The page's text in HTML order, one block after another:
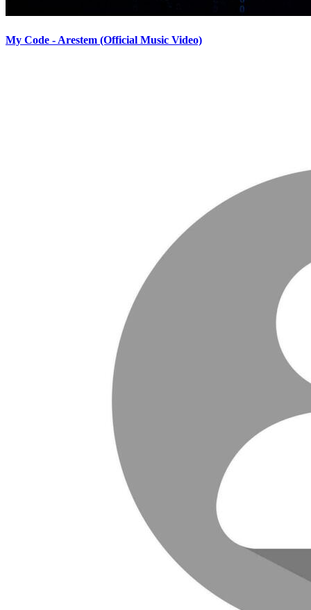
My Code - Arestem (Official Music Video)